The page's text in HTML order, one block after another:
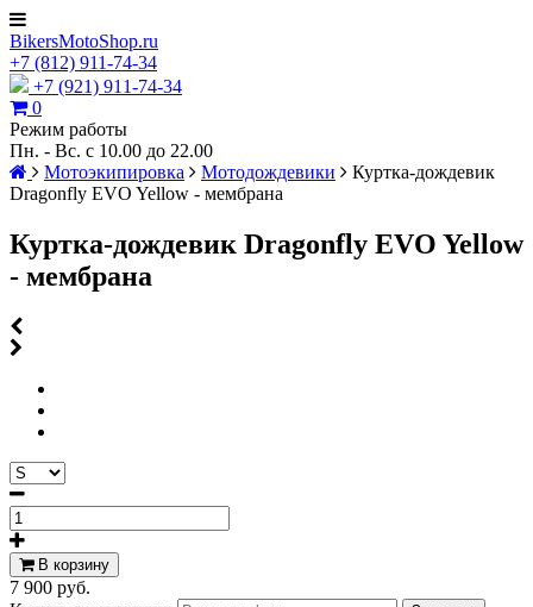
BikersMotoShop.ru
+7 (812) 911-74-34
+7 (921) 911-74-34
0
Режим работы
Пн. - Вс. с 10.00 до 22.00
Мотоэкипировка
Мотодождевики
Куртка-дождевик
Dragonfly EVO Yellow - мембрана
Куртка-дождевик Dragonfly EVO Yellow
- мембрана
В корзину
7 900 руб.